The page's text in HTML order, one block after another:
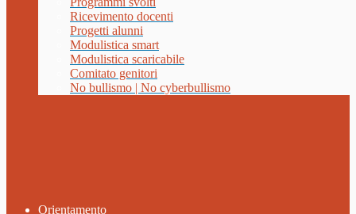
Ricevimento docenti
Progetti alunni
Modulistica smart
Modulistica scaricabile
Comitato genitori
No bullismo | No cyberbullismo
Orientamento